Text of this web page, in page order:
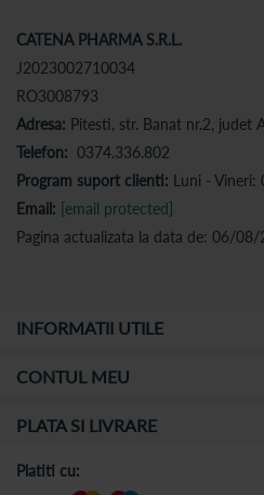
CATENA PHARMA S.R.L.
J2023002710034
RO3008793
Adresa: Pitesti, str. Banat nr.2, judet
Telefon: 0374.336.802
Program suport clienti: Luni - Vineri:
Email: [email protected]
Pagina actualizata la data de: 06/
INFORMATII UTILE
CONTUL MEU
PLATA SI LIVRARE
Platiti cu: